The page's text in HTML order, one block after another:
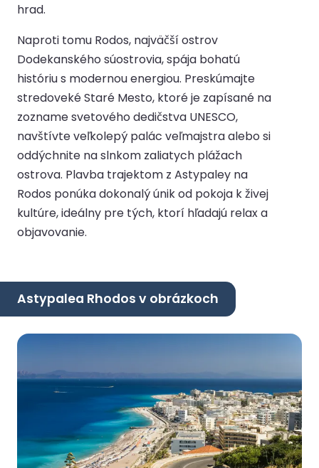
hrad.
Naproti tomu Rodos, najväčší ostrov
Dodekanského súostrovia, spája bohatú
históriu s modernou energiou. Preskúmajte
stredoveké Staré Mesto, ktoré je zapísané na
zozname svetového dedičstva UNESCO,
navštívte veľkolepý palác veľmajstra alebo si
oddýchnite na slnkom zaliatych plážach
ostrova. Plavba trajektom z Astypaley na
Rodos ponúka dokonalý únik od pokoja k živej
kultúre, ideálny pre tých, ktorí hľadajú relax a
objavovanie.
Astypalea Rhodos v obrázkoch